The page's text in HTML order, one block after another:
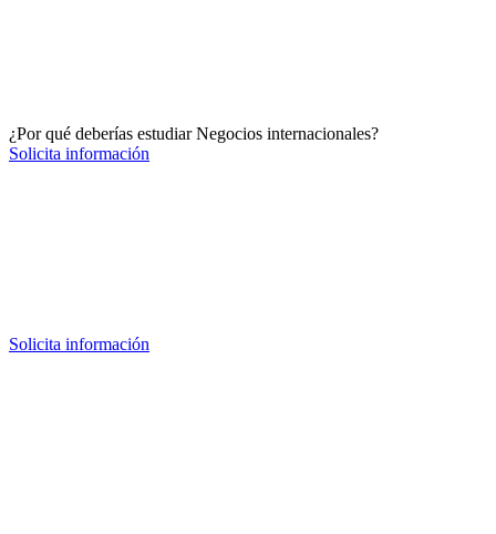
¿Por qué deberías estudiar Negocios internacionales?
Solicita información
Solicita información